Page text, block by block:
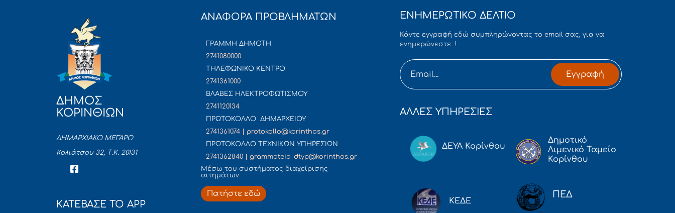
ΔΗΜΟΣ
ΚΟΡΙΝΘΙΩΝ
ΔΗΜΑΡΧΙΑΚΟ ΜΕΓΑΡΟ
Κολιάτσου 32, Τ.Κ. 20131
ΚΑΤΕΒΑΣΕ ΤΟ APP
ΑΝΑΦΟΡΑ ΠΡΟΒΛΗΜΑΤΩΝ
ΓΡΑΜΜΗ ΔΗΜΟΤΗ
2741080000
ΤΗΛΕΦΩΝΙΚΟ ΚΕΝΤΡΟ
2741361000
ΒΛΑΒΕΣ ΗΛΕΚΤΡΟΦΩΤΙΣΜΟΥ
2741120134
ΠΡΩΤΟΚΟΛΛΟ ΔΗΜΑΡΧΕΙΟΥ
2741361074 | protokollo@korinthos.gr
ΠΡΩΤΟΚΟΛΛΟ ΤΕΧΝΙΚΩΝ ΥΠΗΡΕΣΙΩΝ
2741362840 | grammateia_dtyp@korinthos.gr
Mέσω του συστήματος διαχείρισης
αιτημάτων
Πατήστε εδώ
ΕΝΗΜΕΡΩΤΙΚΟ ΔΕΛΤΙΟ
Κάντε εγγραφή εδώ συμπληρώνοντας το email σας, για να
ενημερώνεστε !
Εγγραφή
ΑΛΛΕΣ ΥΠΗΡΕΣΙΕΣ
ΔΕΥΑ Κορίνθου
Δημοτικό
Λιμενικό Ταμείο
Κορίνθου
ΚΕΔΕ
ΠΕΔ